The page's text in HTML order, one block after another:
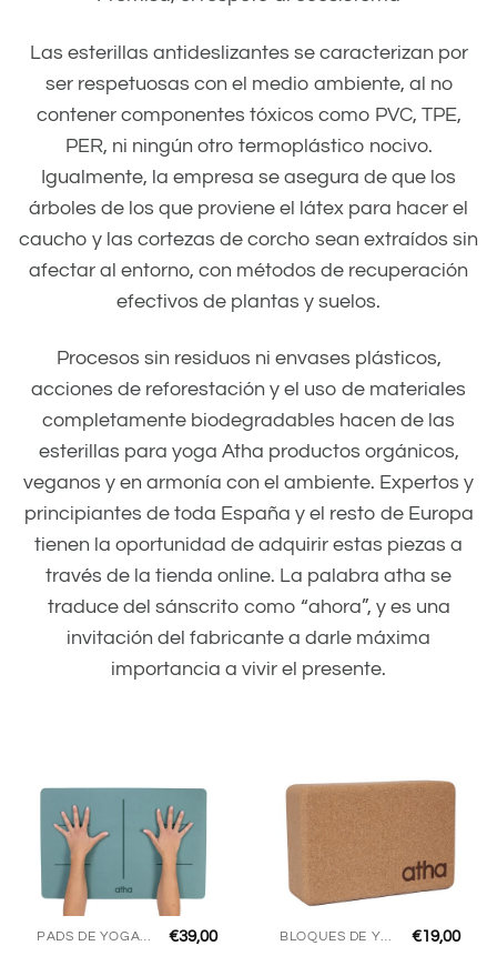
Las esterillas antideslizantes se caracterizan por
ser respetuosas con el medio ambiente, al no
contener componentes tóxicos como PVC, TPE,
PER, ni ningún otro termoplástico nocivo.
Igualmente, la empresa se asegura de que los
árboles de los que proviene el látex para hacer el
caucho y las cortezas de corcho sean extraídos sin
afectar al entorno, con métodos de recuperación
efectivos de plantas y suelos.
Procesos sin residuos ni envases plásticos,
acciones de reforestación y el uso de materiales
completamente biodegradables hacen de las
esterillas para yoga Atha productos orgánicos,
veganos y en armonía con el ambiente. Expertos y
principiantes de toda España y el resto de Europa
tienen la oportunidad de adquirir estas piezas a
través de la tienda online. La palabra atha se
traduce del sánscrito como “ahora”, y es una
invitación del fabricante a darle máxima
importancia a vivir el presente.
€39,00 €19,00